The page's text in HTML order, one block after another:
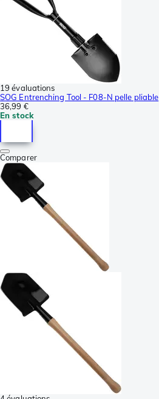
19 évaluations
SOG Entrenching Tool - F08-N pelle pliable
36,99 €
En stock
Comparer